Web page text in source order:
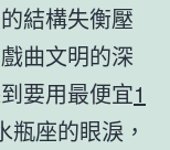
結構失衡壓
曲文明的深
要用最便宜1
瓶座的眼淚，